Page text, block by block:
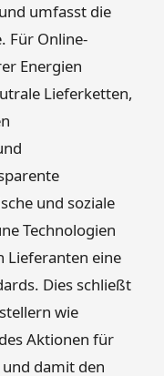
umfasst die
Für Online-
Energien
Lieferketten,
und soziale
Technologien
Lieferanten eine
Dies schließt
wie
Aktionen für
damit den